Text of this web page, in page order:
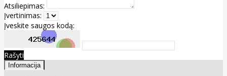
Atsiliepimas:
Įvertinimas:
Įveskite saugos kodą:
Rašyti
Informacija